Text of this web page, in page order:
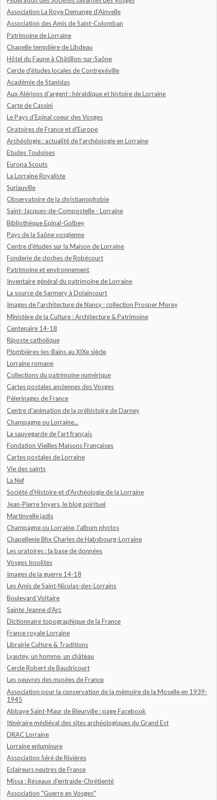
Association La Roye Demange d'Ainvelle
Association des Amis de Saint-Colomban
Patrimoine de Lorraine
Chapelle templière de Libdeau
Hôtel du Faune à Châtillon-sur-Saône
Cercle d'études locales de Contrexéville
Académie de Stanislas
Aux Alérions d'argent : héraldique et histoire de Lorraine
Carte de Cassini
Le Pays d'Epinal coeur des Vosges
Oratoires de France et d'Europe
Archéologie : actualité de l'archéologie en Lorraine
Etudes Touloises
Europa Scouts
La Lorraine Royaliste
Suriauville
Observatoire de la christianophobie
Saint-Jacques-de-Compostelle - Lorraine
Bibliothèque Epinal-Golbey
Pays de la Saône vosgienne
Centre d'études sur la Maison de Lorraine
Fonderie de cloches de Robécourt
Patrimoine et environnement
Inventaire général du patrimoine de Lorraine
La source de Sarmery à Dolaincourt
Images de l'architecture de Nancy : collection Prosper Morey
Ministère de la Culture : Architecture & Patrimoine
Centenaire 14-18
Riposte catholique
Plombières-les-Bains au XIXe siècle
Lorraine romane
Collections du patrimoine numérique
Cartes postales anciennes des Vosges
Pèlerinages de France
Centre d'animation de la préhistoire de Darney
Champagne ou Lorraine...
La sauvegarde de l'art français
Fondation Vieilles Maisons Françaises
Cartes postales de Lorraine
Vie des saints
La Nef
Société d'Histoire et d'Archéologie de la Lorraine
Jean-Pierre Snyers, le blog spirituel
Martinvelle jadis
Champagne ou Lorraine, l'album photos
Chapellenie Bhx Charles de Habsbourg-Lorraine
Les oratoires : la base de données
Vosges Insolites
Images de la guerre 14-18
Les Amis de Saint-Nicolas-des-Lorrains
Boulevard Voltaire
Sainte Jeanne d'Arc
Dictionnaire topographique de la France
France royale Lorraine
Librairie Culture & Traditions
Lyautey, un homme, un château
Cercle Robert de Baudricourt
Les oeuvres des musées de France
Association pour la conservation de la mémoire de la Moselle en 1939-
1945
Abbaye Saint-Maur de Bleurville : page Facebook
Itinéraire médiéval des sites archéologiques du Grand Est
DRAC Lorraine
Lorraine enluminure
Association Séré de Rivières
Eclaireurs neutres de France
Missa : Réseaux d'entraide-Chrétienté
Association "Guerre en Vosges"